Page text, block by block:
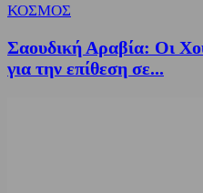
ΚΟΣΜΟΣ
Σαουδική Αραβία: Οι
για την επίθεση σε...